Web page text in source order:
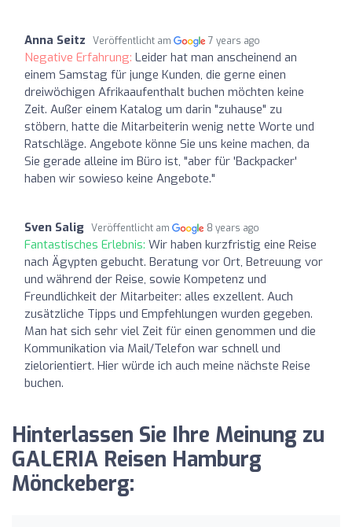
Anna Seitz Veröffentlicht am 7 years ago
Negative Erfahrung: Leider hat man anscheinend an
einem Samstag für junge Kunden, die gerne einen
dreiwöchigen Afrikaaufenthalt buchen möchten keine
Zeit. Außer einem Katalog um darin "zuhause" zu
stöbern, hatte die Mitarbeiterin wenig nette Worte und
Ratschläge. Angebote könne Sie uns keine machen, da
Sie gerade alleine im Büro ist, "aber für 'Backpacker'
haben wir sowieso keine Angebote."
Sven Salig Veröffentlicht am 8 years ago
Fantastisches Erlebnis: Wir haben kurzfristig eine Reise
nach Ägypten gebucht. Beratung vor Ort, Betreuung vor
und während der Reise, sowie Kompetenz und
Freundlichkeit der Mitarbeiter: alles exzellent. Auch
zusätzliche Tipps und Empfehlungen wurden gegeben.
Man hat sich sehr viel Zeit für einen genommen und die
Kommunikation via Mail/Telefon war schnell und
zielorientiert. Hier würde ich auch meine nächste Reise
buchen.
Hinterlassen Sie Ihre Meinung zu
GALERIA Reisen Hamburg
Mönckeberg: